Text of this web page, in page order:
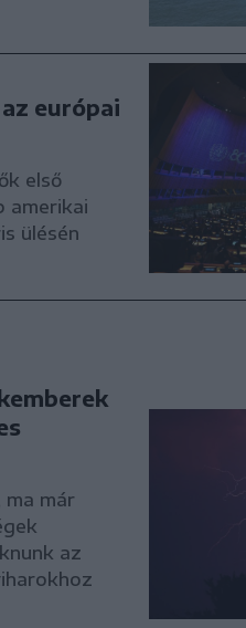
európai
első
amerikai
ülésén
már
az